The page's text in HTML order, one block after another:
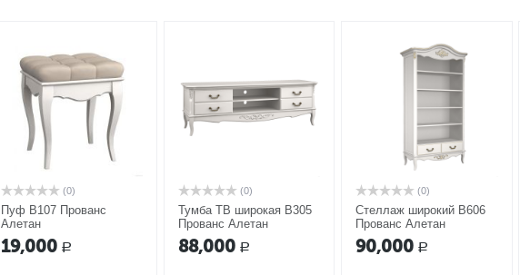
(0)
Пуф В107 Прованс
Алетан
19,000 Р
(0)
Тумба ТВ широкая В305
Прованс Алетан
88,000 Р
(0)
Стеллаж широкий В606
Прованс Алетан
90,000 Р